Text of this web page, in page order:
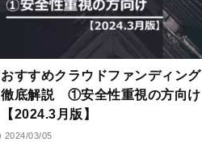
おすすめクラウドファンディング
徹底解説 ①安全性重視の方向け
【2024.3月版】
2024/03/05